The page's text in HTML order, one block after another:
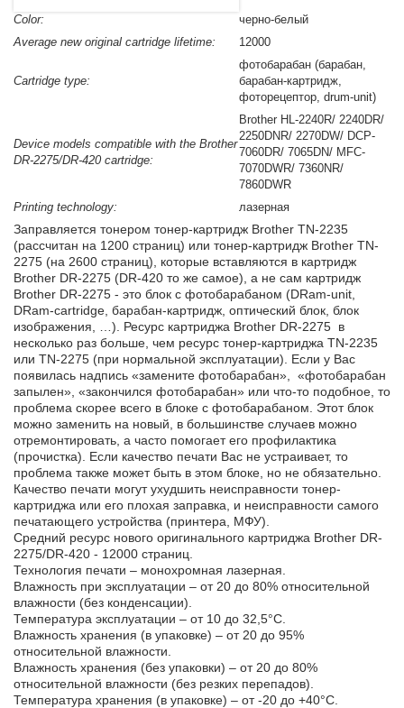
Color:
черно-белый
Average new original cartridge lifetime:
12000
Cartridge type:
фотобарабан (барабан,
барабан-картридж,
фоторецептор, drum-unit)
Device models compatible with the Brother
DR-2275/DR-420 cartridge:
Brother HL-2240R/ 2240DR/
2250DNR/ 2270DW/ DCP-
7060DR/ 7065DN/ MFC-
7070DWR/ 7360NR/
7860DWR
Printing technology:
лазерная
Заправляется тонером тонер-картридж Brother TN-2235
(рассчитан на 1200 страниц) или тонер-картридж Brother TN-
2275 (на 2600 страниц), которые вставляются в картридж
Brother DR-2275 (DR-420 то же самое), а не сам картридж
Brother DR-2275 - это блок с фотобарабаном (DRam-unit,
DRam-cartridge, барабан-картридж, оптический блок, блок
изображения, …). Ресурс картриджа Brother DR-2275 в
несколько раз больше, чем ресурс тонер-картриджа TN-2235
или TN-2275 (при нормальной эксплуатации). Если у Вас
появилась надпись «замените фотобарабан», «фотобарабан
запылен», «закончился фотобарабан» или что-то подобное, то
проблема скорее всего в блоке с фотобарабаном. Этот блок
можно заменить на новый, в большинстве случаев можно
отремонтировать, а часто помогает его профилактика
(прочистка). Если качество печати Вас не устраивает, то
проблема также может быть в этом блоке, но не обязательно.
Качество печати могут ухудшить неисправности тонер-
картриджа или его плохая заправка, и неисправности самого
печатающего устройства (принтера, МФУ).
Средний ресурс нового оригинального картриджа Brother DR-
2275/DR-420 - 12000 страниц.
Технология печати – монохромная лазерная.
Влажность при эксплуатации – от 20 до 80% относительной
влажности (без конденсации).
Температура эксплуатации – от 10 до 32,5°С.
Влажность хранения (в упаковке) – от 20 до 95%
относительной влажности.
Влажность хранения (без упаковки) – от 20 до 80%
относительной влажности (без резких перепадов).
Температура хранения (в упаковке) – от -20 до +40°C.